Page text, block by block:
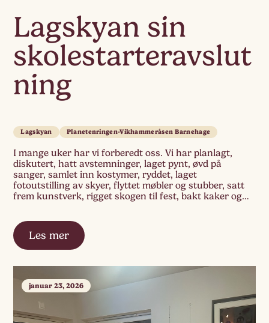
Lagskyan sin
skolestarteravslut
ning
Lagskyan Planetenringen-Vikhammeråsen Barnehage
I mange uker har vi forberedt oss. Vi har planlagt,
diskutert, hatt avstemninger, laget pynt, øvd på
sanger, samlet inn kostymer, ryddet, laget
fotoutstilling av skyer, flyttet møbler og stubber, satt
frem kunstverk, rigget skogen til fest, bakt kaker og
spenningen til å ta og […]
Les mer
januar 23, 2026